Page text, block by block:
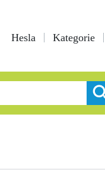
Hesla Kategorie